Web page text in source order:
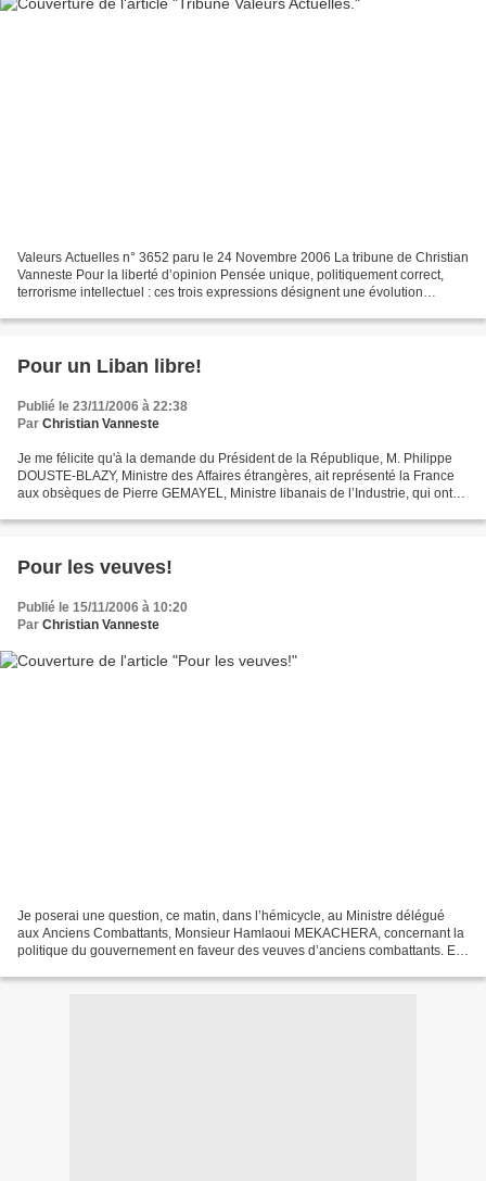
Valeurs Actuelles n° 3652 paru le 24 Novembre 2006 La tribune de Christian
Vanneste Pour la liberté d’opinion Pensée unique, politiquement correct,
terrorisme intellectuel : ces trois expressions désignent une évolution
Pour un Liban libre!
Publié le 23/11/2006 à 22:38
Par Christian Vanneste
Je me félicite qu'à la demande du Président de la République, M. Philippe
DOUSTE-BLAZY, Ministre des Affaires étrangères, ait représenté la France
aux obsèques de Pierre GEMAYEL, Ministre libanais de l’Industrie, qui ont
Pour les veuves!
Publié le 15/11/2006 à 10:20
Par Christian Vanneste
Je poserai une question, ce matin, dans l’hémicycle, au Ministre délégué
aux Anciens Combattants, Monsieur Hamlaoui MEKACHERA, concernant la
politique du gouvernement en faveur des veuves d’anciens combattants. En